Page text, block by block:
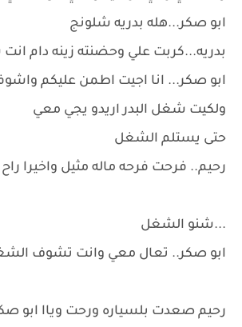
ابو صكر...هله بدريه شلونج
بدريه...كربت علي وحضنته زينه دام
ابو صكر... انا اجيت اطمن عليكم
ولكيت شغل البدر اريدو يجي معي
حتى يستلم الشغل
رحيم.. فرحت فرحه ماله مثيل واخيرا
...شنو الشغل
ابو صكر.. تعال معي وانت تشوف
رحيم صعدت بلسياره ورحت وياا ابو